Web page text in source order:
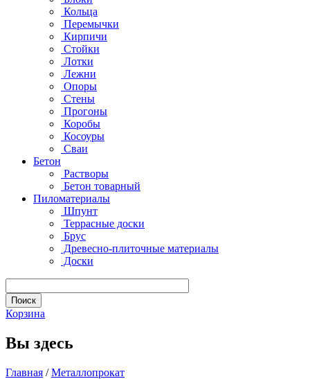
Кольца
Перемычки
Кирпичи
Стойки
Лотки
Лежни
Опоры
Стены
Прогоны
Коробы
Косоуры
Сваи
Бетон
Растворы
Бетон товарный
Пиломатериалы
Шпунт
Террасные доски
Брус
Древесно-плиточные материалы
Доски
Корзина
Вы здесь
Главная / Металлопрокат